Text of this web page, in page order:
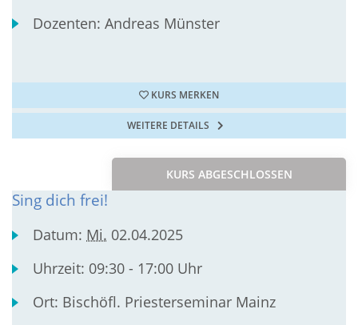
Dozenten:Andreas Münster
KURS MERKEN
WEITERE DETAILS
KURS ABGESCHLOSSEN
Sing dich frei!
Datum: Mi. 02.04.2025
Uhrzeit: 09:30 - 17:00 Uhr
Ort: Bischöfl. Priesterseminar Mainz